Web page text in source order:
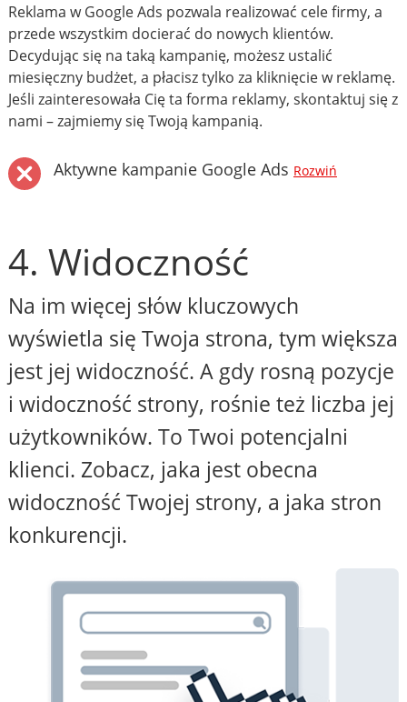
Reklama w Google Ads pozwala realizować cele firmy, a
przede wszystkim docierać do nowych klientów.
Decydując się na taką kampanię, możesz ustalić
miesięczny budżet, a płacisz tylko za kliknięcie w reklamę.
Jeśli zainteresowała Cię ta forma reklamy, skontaktuj się z
nami – zajmiemy się Twoją kampanią.
Aktywne kampanie Google Ads Rozwiń
4. Widoczność
Na im więcej słów kluczowych
wyświetla się Twoja strona, tym większa
jest jej widoczność. A gdy rosną pozycje
i widoczność strony, rośnie też liczba jej
użytkowników. To Twoi potencjalni
klienci. Zobacz, jaka jest obecna
widoczność Twojej strony, a jaka stron
konkurencji.